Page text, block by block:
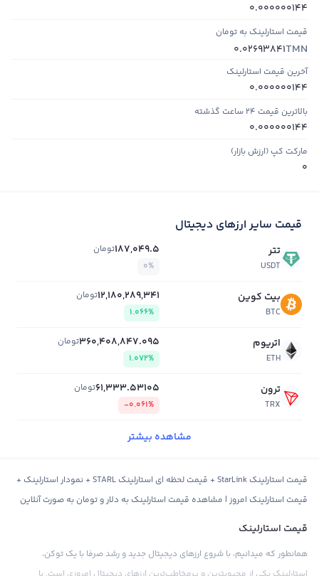
0.000000144
قیمت استارلینک به تومان
TMN
0.02693841
آخرین قیمت استارلینک
0.000000144
بالاترین قیمت ۲۴ ساعت گذشته
0.000000144
مارکت کپ (ارزش بازار)
0
قیمت سایر ارزهای دیجیتال
تتر
USDT
187,049.5تومان
0%
بیت کوین
BTC
12,180,289,341تومان
1.066%
اتریوم
ETH
360,408,847.095تومان
1.072%
ترون
TRX
61,333.53105تومان
-0.061%
مشاهده بیشتر
قیمت استارلینک StarLink + قیمت لحظه ای استارلینک STARL + نمودار استارلینک +
قیمت استارلینک امروز | مشاهده قیمت استارلینک به دلار و تومان به صورت آنلاین
قیمت استارلینک
همانطور که میدانیم، با شروع ارزهای دیجیتال جدید و رشد صرفا با یک توکن،